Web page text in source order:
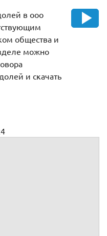
в ооо
общества и
можно
и скачать